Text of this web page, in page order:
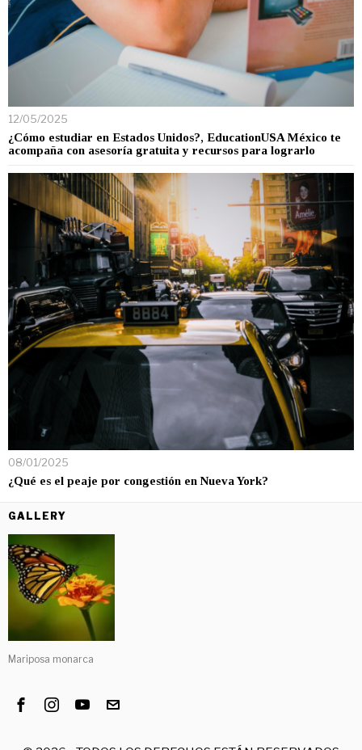
12/05/2025
¿Cómo estudiar en Estados Unidos?, EducationUSA México te
acompaña con asesoría gratuita y recursos para lograrlo
08/01/2025
¿Qué es el peaje por congestión en Nueva York?
GALLERY
Mariposa monarca